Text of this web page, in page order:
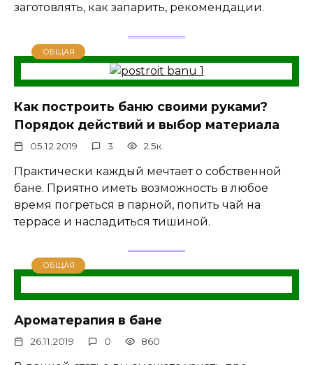
заготовлять, как запарить, рекомендации.
ОБЩАЯ
Как построить баню своими руками?
Порядок действий и выбор материала
05.12.2019 3 2.5к.
Практически каждый мечтает о собственной
бане. Приятно иметь возможность в любое
время погреться в парной, попить чай на
террасе и насладиться тишиной.
ОБЩАЯ
Ароматерапия в бане
26.11.2019 0 860